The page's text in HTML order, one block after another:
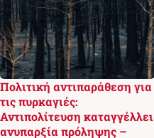
Πολιτική αντιπαράθεση για
τις πυρκαγιές:
Αντιπολίτευση καταγγέλλει
ανυπαρξία πρόληψης –